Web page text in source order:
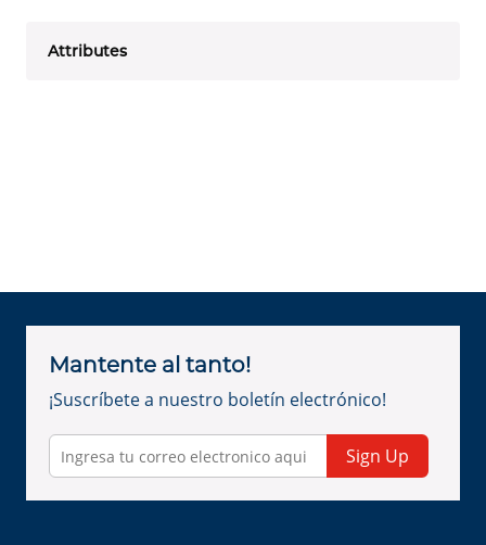
Attributes
Mantente al tanto!
¡Suscríbete a nuestro boletín electrónico!
Sign Up